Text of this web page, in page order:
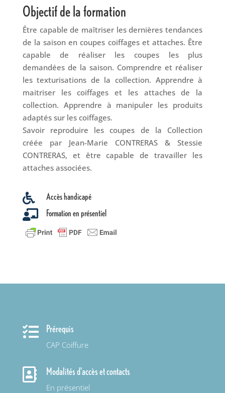
Objectif de la formation
Être capable de maîtriser les dernières tendances
de la saison en coupes coiffages et attaches. Être
capable de réaliser les coupes les plus
demandées de la saison. Comprendre et réaliser
les texturisations de la collection. Apprendre à
maitriser les coiffages et les attaches de la
collection. Apprendre à manipuler les produits
adaptés sur les coiffages.
Savoir reproduire les coupes de la Collection
créée par Jean-Marie CONTRERAS & Stessie
CONTRERAS, et être capable de travailler les
attaches associées.
 Accès handicapé
 Formation en présentiel
 Prérequis
CAP Coiffure
 Modalités d'accès et contacts
En présentiel